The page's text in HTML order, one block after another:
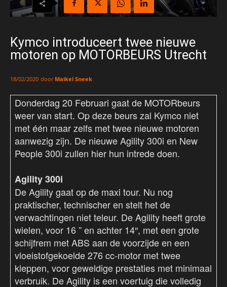
Kymco introduceert twee nieuwe
motoren op MOTORBEURS Utrecht
18/02/2020 door Maikel Sneek
Donderdag 20 Februari gaat de MOTORbeurs
weer van start. Op deze beurs zal Kymco niet
met één maar zelfs met twee nieuwe motoren
aanwezig zijn. De nieuwe Agility 300i en New
People 300i zullen hier hun intrede doen.
Agility 300i
De Agility gaat op de maxi tour. Nu nog
praktischer, technischer en stelt het de
verwachtingen niet teleur. De Agility heeft grote
wielen, voor 16 ” en achter 14″, met een grote
schijfrem met ABS aan de voorzijde en een
vloeistofgekoelde 276 cc-motor met twee
kleppen, voor geweldige prestaties met minimaal
verbruik. De Agility is een voertuig die volledig